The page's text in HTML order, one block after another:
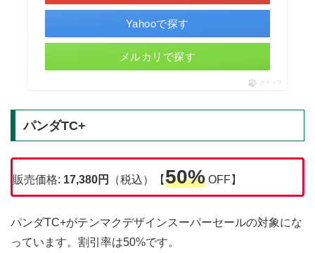
Yahooで探す
メルカリで探す
ポチップ
パンダTC+
販売価格: 17,380円 （税込）【50% OFF】
パンダTC+がテンマクデザインスーパーセールの対象にな
っています。割引率は50%です。